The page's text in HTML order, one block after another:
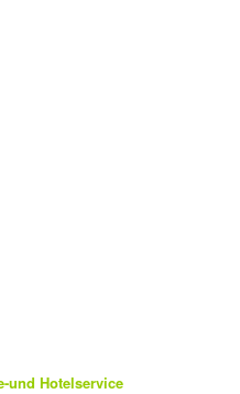
und Hotelservice